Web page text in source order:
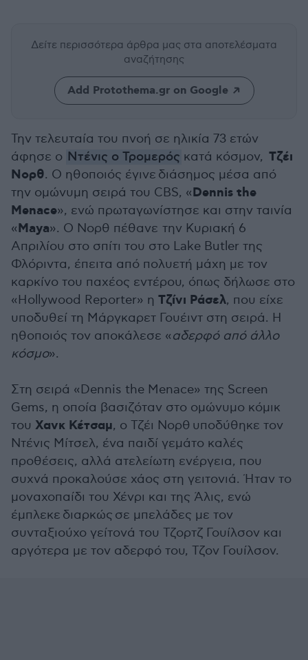
Δείτε περισσότερα άρθρα μας στα αποτελέσματα
αναζήτησης
Add Protothema.gr on Google
Την τελευταία του πνοή σε ηλικία 73 ετών
άφησε ο Ντένις ο Τρομερός κατά κόσμον, Τζέι
Νορθ. Ο ηθοποιός έγινε διάσημος μέσα από
την ομώνυμη σειρά του CBS, «Dennis the
Menace», ενώ πρωταγωνίστησε και στην ταινία
«Maya». Ο Νορθ πέθανε την Κυριακή 6
Απριλίου στο σπίτι του στο Lake Butler της
Φλόριντα, έπειτα από πολυετή μάχη με τον
καρκίνο του παχέος εντέρου, όπως δήλωσε στο
«Hollywood Reporter» η Τζίνι Ράσελ, που είχε
υποδυθεί τη Μάργκαρετ Γουέιντ στη σειρά. Η
ηθοποιός τον αποκάλεσε «αδερφό από άλλο
κόσμο».
Στη σειρά «Dennis the Menace» της Screen
Gems, η οποία βασιζόταν στο ομώνυμο κόμικ
του Χανκ Κέτσαμ, ο Τζέι Νορθ υποδύθηκε τον
Ντένις Μίτσελ, ένα παιδί γεμάτο καλές
προθέσεις, αλλά ατελείωτη ενέργεια, που
συχνά προκαλούσε χάος στη γειτονιά. Ήταν το
μοναχοπαίδι του Χένρι και της Άλις, ενώ
έμπλεκε διαρκώς σε μπελάδες με τον
συνταξιούχο γείτονά του Τζορτζ Γουίλσον και
αργότερα με τον αδερφό του, Τζον Γουίλσον.